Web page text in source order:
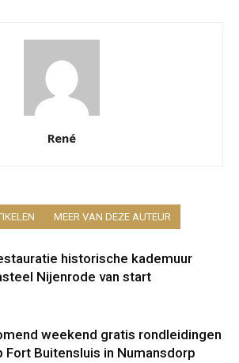
René
MEER VAN DEZE AUTEUR
historische kademuur
Nijenrode van start
weekend gratis rondleidingen
Fort Buitensluis in Numansdorp